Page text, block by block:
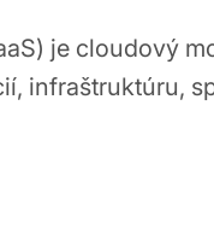
je cloudový
infraštruktúru,